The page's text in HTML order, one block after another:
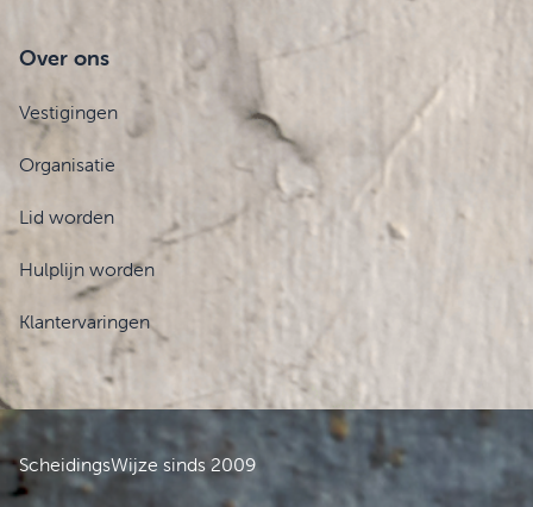
Over ons
Vestigingen
Organisatie
Lid worden
Hulplijn worden
Klantervaringen
ScheidingsWijze sinds 2009